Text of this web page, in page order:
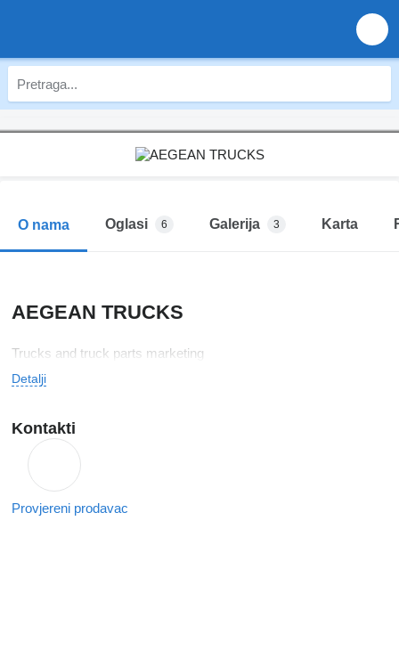
O nama Oglasi 6 Galerija 3 Karta
AEGEAN TRUCKS
Trucks and truck parts marketing
Detalji
Kontakti
Provjereni prodavac